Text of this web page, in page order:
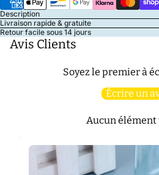
Description
Livraison rapide & gratuite
Retour facile sous 14 jours
Avis Clients
Soyez le premier à
Écrire un
Aucun élément